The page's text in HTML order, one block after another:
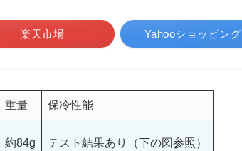
楽天市場 Yahooショッピング
重量 保冷性能
約84g テスト結果あり（下の図参照）